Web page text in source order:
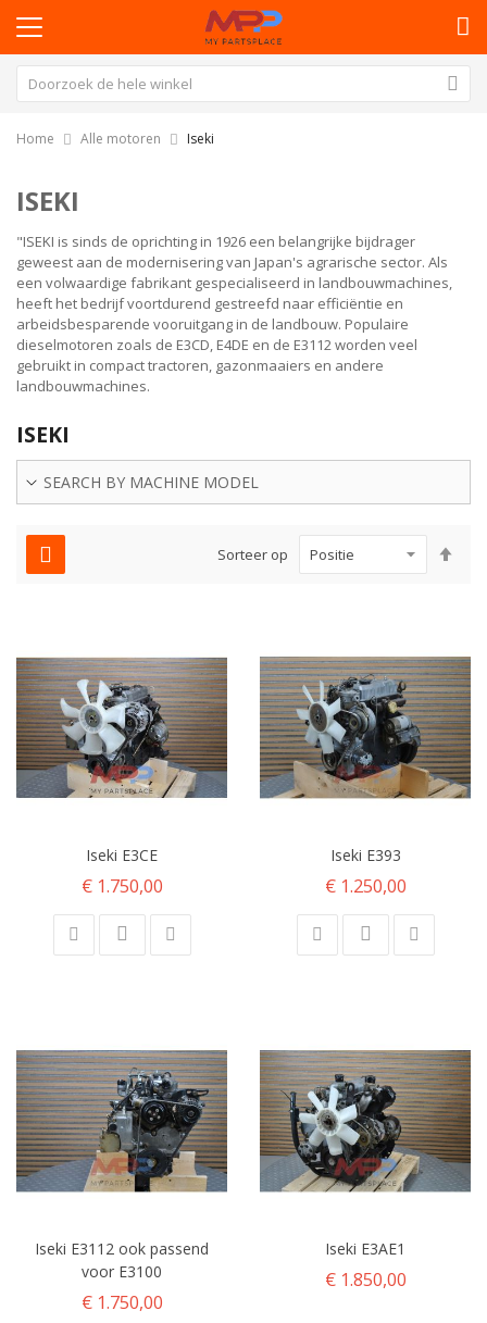
Home Alle motoren Iseki
ISEKI
"ISEKI is sinds de oprichting in 1926 een belangrijke bijdrager
geweest aan de modernisering van Japan's agrarische sector. Als
een volwaardige fabrikant gespecialiseerd in landbouwmachines,
heeft het bedrijf voortdurend gestreefd naar efficiëntie en
arbeidsbesparende vooruitgang in de landbouw. Populaire
dieselmotoren zoals de E3CD, E4DE en de E3112 worden veel
gebruikt in compact tractoren, gazonmaaiers en andere
landbouwmachines.
ISEKI
SEARCH BY MACHINE MODEL
Sorteer op
Iseki E3CE
€ 1.750,00
Iseki E393
€ 1.250,00
Iseki E3112 ook passend
voor E3100
€ 1.750,00
Iseki E3AE1
€ 1.850,00